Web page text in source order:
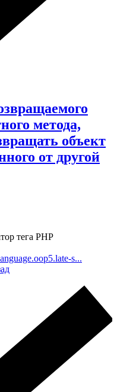
метода,
объект
от другой
тега PHP
s...